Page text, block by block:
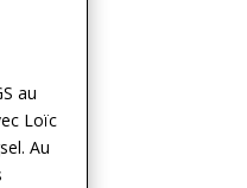
au
Loïc
Au